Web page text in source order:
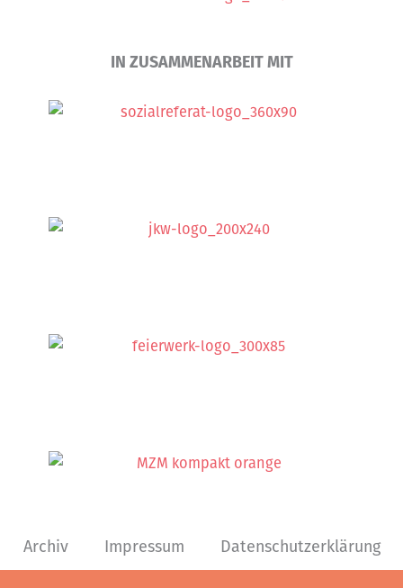
IN ZUSAMMENARBEIT MIT
Archiv Impressum Datenschutzerklärung